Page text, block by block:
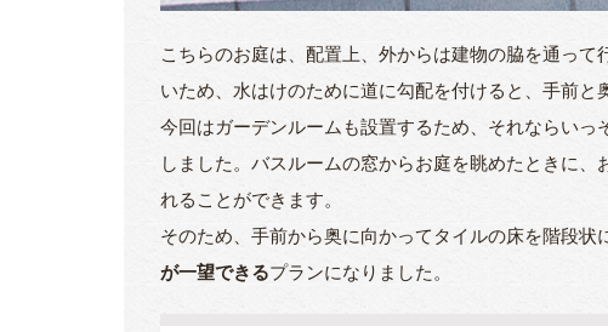
こちらのお庭は、配置上、外からは建物の脇を通っ
いため、水はけのために道に勾配を付けると、手前と
今回はガーデンルームも設置するため、それならいっ
しました。バスルームの窓からお庭を眺めたときに
れることができます。
そのため、手前から奥に向かってタイルの床を階段
が一望できるプランになりました。